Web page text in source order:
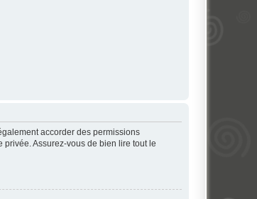
accorder des permissions
Assurez-vous de bien lire tout le